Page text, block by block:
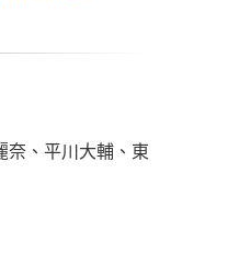
奈、平川大輔、東